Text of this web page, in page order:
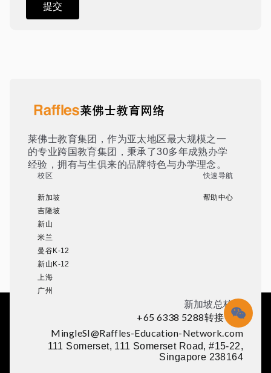
莱佛士教育集团，作为亚太地区最大规模之一
的专业跨国教育集团，秉承了30多年成熟办学
经验，拥有与生俱来的品牌特色与办学理念。
校区
新加坡
吉隆坡
新山
米兰
曼谷K-12
新山K-12
上海
广州
快速导航
帮助中心
新加坡总校区
+65 6338 5288转接 210
MingleSI@Raffles-Education-Network.com
111 Somerset, 111 Somerset Road, #15-22,
Singapore 238164